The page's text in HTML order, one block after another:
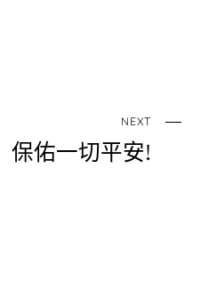
NEXT
保佑一切平安!